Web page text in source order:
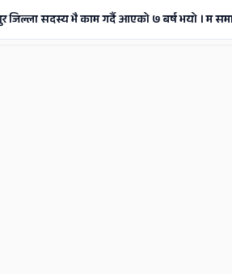
जिल्ला सदस्य भै काम गर्दै आएको ७ बर्ष भयो । म